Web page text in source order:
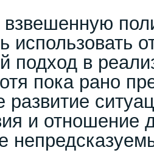
использовать
подход в
пока рано
и отношение